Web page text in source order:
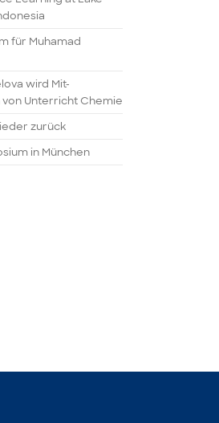
für Muhamad
wird Mit-
Unterricht Chemie
zurück
in München